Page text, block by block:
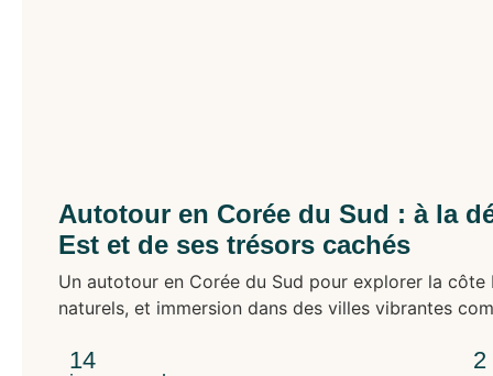
Autotour en Corée du Sud : à la
Est et de ses trésors cachés
Un autotour en Corée du Sud pour explorer la
naturels, et immersion dans des villes vibrantes
14